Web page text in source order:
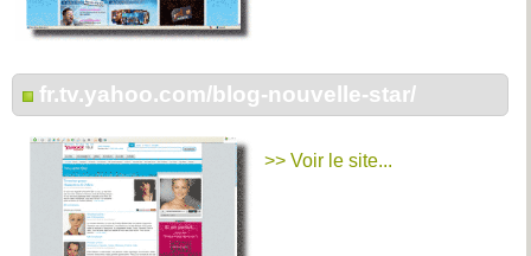
fr.tv.yahoo.com/blog-nouvelle-star/
>> Voir le site...